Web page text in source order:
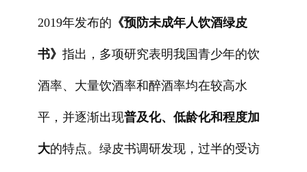
2019年发布的 《预防未成年人饮酒绿皮
书》 指出，多项研究表明我国青少年的饮
酒率、大量饮酒率和醉酒率均在较高水
平，并逐渐出现普及化、低龄化和程度加
大的特点。绿皮书调研发现，过半的受访